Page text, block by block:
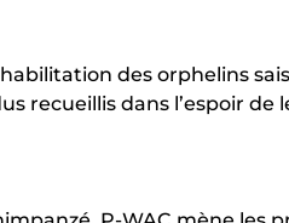
des orphelins
recueillis dans l’espoir de